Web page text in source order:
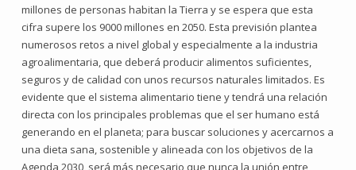
millones de personas habitan la Tierra y se espera que esta
cifra supere los 9000 millones en 2050. Esta previsión plantea
numerosos retos a nivel global y especialmente a la industria
agroalimentaria, que deberá producir alimentos suficientes,
seguros y de calidad con unos recursos naturales limitados. Es
evidente que el sistema alimentario tiene y tendrá una relación
directa con los principales problemas que el ser humano está
generando en el planeta; para buscar soluciones y acercarnos a
una dieta sana, sostenible y alineada con los objetivos de la
Agenda 2030, será más necesario que nunca la unión entre